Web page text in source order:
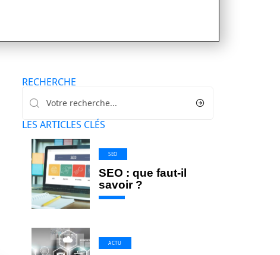
RECHERCHE
LES ARTICLES CLÉS
SEO
SEO : que faut-il
savoir ?
ACTU